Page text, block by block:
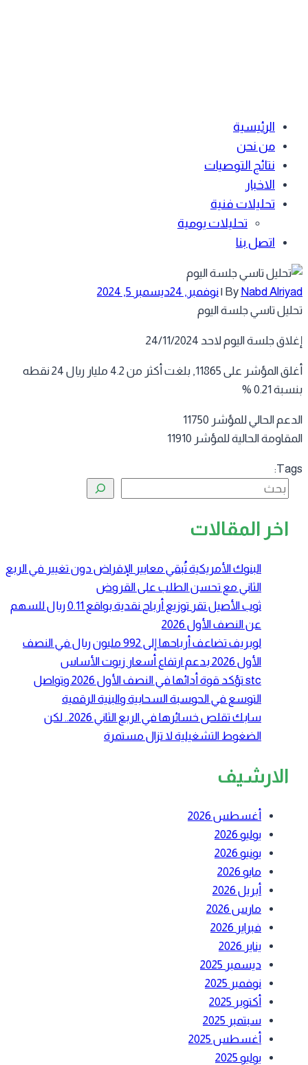
الرئيسية
من نحن
نتائج التوصيات
الاخبار
تحليلات فنية
تحليلات يومية
اتصل بنا
ByNabd
|نوفمبر, 24
ديسمبر 5, 2024
تاسي جلسة اليوم
جلسة اليوم لاحد 24/11/2024
أغلق المؤشر على 11865, بلغت أكثر من 4.2 مليار ريال 24 نقطه
0.21 %
الحالي للمؤشر 11750
الحالية للمؤشر 11910
البحث
اخر المقالات
البنوك الأمريكية تُبقي معايير الإقراض دون تغيير في الربع
الثاني مع تحسن الطلب على القروض
ثوب الأصيل تقر توزيع أرباح نقدية بواقع 0.11 ريال للسهم
عن النصف الأول 2026
لوبريف تضاعف أرباحها إلى 992 مليون ريال في النصف
الأول 2026 بدعم ارتفاع أسعار زيوت الأساس
stc تؤكد قوة أدائها في النصف الأول 2026 وتواصل
التوسع في الحوسبة السحابية والبنية الرقمية
سابك تقلص خسائرها في الربع الثاني 2026.. لكن
الضغوط التشغيلية لا تزال مستمرة
الارشيف
أغسطس 2026
يوليو 2026
يونيو 2026
مايو 2026
أبريل 2026
مارس 2026
فبراير 2026
يناير 2026
ديسمبر 2025
نوفمبر 2025
أكتوبر 2025
سبتمبر 2025
أغسطس 2025
يوليو 2025